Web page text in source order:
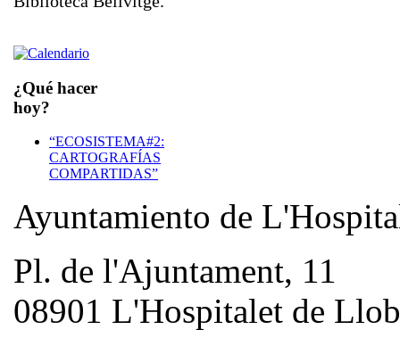
¿Qué hacer
hoy?
“ECOSISTEMA#2:
CARTOGRAFÍAS
COMPARTIDAS”
Ayuntamiento de
Pl. de l'Ajuntament, 11
08901 L'Hospitalet de